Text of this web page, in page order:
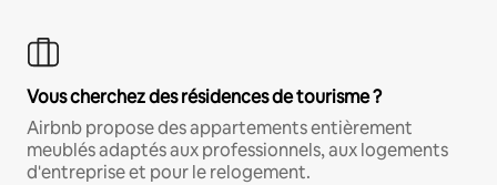
Vous cherchez des résidences de tourisme ?
Airbnb propose des appartements entièrement
meublés adaptés aux professionnels, aux logements
d'entreprise et pour le relogement.